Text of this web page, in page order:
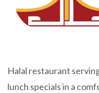
Halal restaurant
lunch specials in a